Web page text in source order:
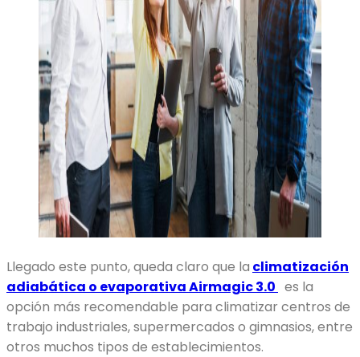
Llegado este punto, queda claro que la climatización
adiabática o evaporativa Airmagic 3.0 es la
opción más recomendable para climatizar centros de
trabajo industriales, supermercados o gimnasios, entre
otros muchos tipos de establecimientos.